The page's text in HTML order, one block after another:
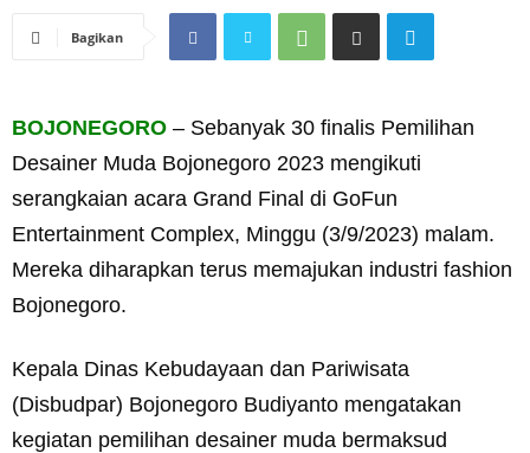
Bagikan
BOJONEGORO – Sebanyak 30 finalis Pemilihan
Desainer Muda Bojonegoro 2023 mengikuti
serangkaian acara Grand Final di GoFun
Entertainment Complex, Minggu (3/9/2023) malam.
Mereka diharapkan terus memajukan industri fashion
Bojonegoro.
Kepala Dinas Kebudayaan dan Pariwisata
(Disbudpar) Bojonegoro Budiyanto mengatakan
kegiatan pemilihan desainer muda bermaksud